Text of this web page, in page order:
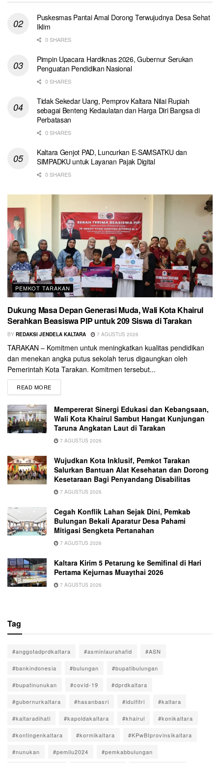
Puskesmas Pantai Amal Dorong Terwujudnya Desa Sehat
Iklim
0 SHARES
Pimpin Upacara Hardiknas 2026, Gubernur Serukan
Penguatan Pendidikan Nasional
0 SHARES
Tidak Sekedar Uang, Pemprov Kaltara Nilai Rupiah
sebagai Benteng Kedaulatan dan Harga Diri Bangsa di
Perbatasan
0 SHARES
Kaltara Genjot PAD, Luncurkan E-SAMSATKU dan
SIMPADKU untuk Layanan Pajak Digital
0 SHARES
PEMKOT TARAKAN
Dukung Masa Depan Generasi Muda, Wali Kota Khairul
Serahkan Beasiswa PIP untuk 209 Siswa di Tarakan
BY REDAKSI JENDELA KALTARA 7 AGUSTUS 2026
TARAKAN – Komitmen untuk meningkatkan kualitas pendidikan
dan menekan angka putus sekolah terus digaungkan oleh
Pemerintah Kota Tarakan. Komitmen tersebut...
READ MORE
Mempererat Sinergi Edukasi dan Kebangsaan,
Wali Kota Khairul Sambut Hangat Kunjungan
Taruna Angkatan Laut di Tarakan
7 AGUSTUS 2026
Wujudkan Kota Inklusif, Pemkot Tarakan
Salurkan Bantuan Alat Kesehatan dan Dorong
Kesetaraan Bagi Penyandang Disabilitas
7 AGUSTUS 2026
Cegah Konflik Lahan Sejak Dini, Pemkab
Bulungan Bekali Aparatur Desa Pahami
Mitigasi Sengketa Pertanahan
7 AGUSTUS 2026
Kaltara Kirim 5 Petarung ke Semifinal di Hari
Pertama Kejurnas Muaythai 2026
7 AGUSTUS 2026
Tag
#anggotadprdkaltara #asminlaurahafid #ASN
#bankindonesia #bulungan #bupatibulungan
#bupatinunukan #covid-19 #dprdkaltara
#gubernurkaltara #hasanbasri #idulfitri #kaltara
#kaltaradihati #kapoldakaltara #khairul #konikaltara
#kontingenkaltara #kormikaltara #KPwBIprovinsikaltara
#nunukan #pemilu2024 #pemkabbulungan